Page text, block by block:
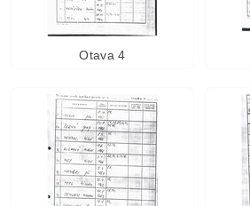
Otava 4